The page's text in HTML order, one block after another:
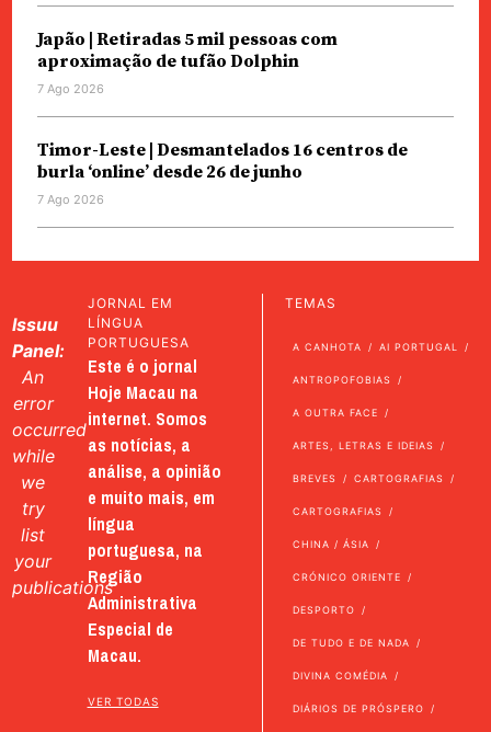
Japão | Retiradas 5 mil pessoas com
aproximação de tufão Dolphin
7 Ago 2026
Timor-Leste | Desmantelados 16 centros de
burla ‘online’ desde 26 de junho
7 Ago 2026
Issuu
Panel:
An
error
occurred
while
we
try
list
your
publications
JORNAL EM
LÍNGUA
PORTUGUESA
Este é o jornal
Hoje Macau na
internet. Somos
as notícias, a
análise, a opinião
e muito mais, em
língua
portuguesa, na
Região
Administrativa
Especial de
Macau.
VER TODAS
TEMAS
A CANHOTA AI PORTUGAL
ANTROPOFOBIAS
A OUTRA FACE
ARTES, LETRAS E IDEIAS
BREVES CARTOGRAFIAS
CARTOGRAFIAS
CHINA / ÁSIA
CRÓNICO ORIENTE
DESPORTO
DE TUDO E DE NADA
DIVINA COMÉDIA
DIÁRIOS DE PRÓSPERO